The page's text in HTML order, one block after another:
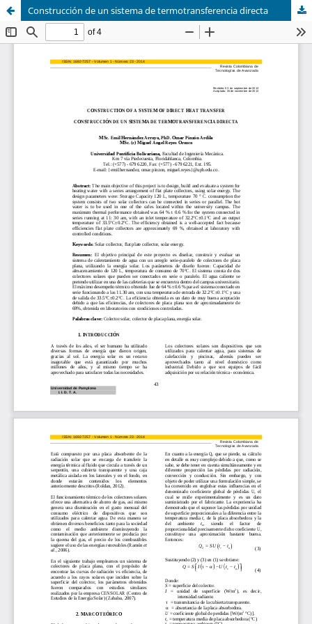
Construcción de un sistema de termotransferencia directa